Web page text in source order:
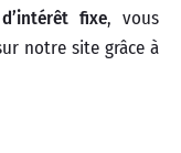
fixe, vous
notre site grâce à